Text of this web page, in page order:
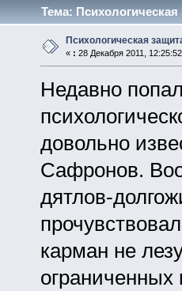
Тема:
Психологическая
« : 28 Декабря 2011,
Недавно
довольно
Сафронов.
дятлов-
карман не